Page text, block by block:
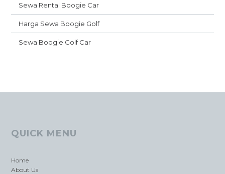
Sewa Rental Boogie Car
Harga Sewa Boogie Golf
Sewa Boogie Golf Car
QUICK MENU
Home
About Us